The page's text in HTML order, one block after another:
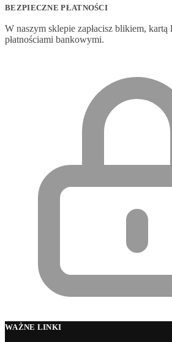
BEZPIECZNE PŁATNOŚCI
W naszym sklepie zapłacisz blikiem,
płatnościami bankowymi.
WAŻNE LINKI